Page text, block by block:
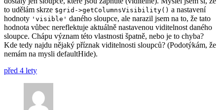
to udělám skrze $grid->getColumnsVisibility() a nastavení
hodnoty 'visible' daného sloupce, ale narazil jsem na to, že tato
hodnota vůbec nereflektuje aktuálně nastavenou viditelnost daného
sloupce. Chápu význam této vlastnosti špatně, nebo je to chyba?
Kde tedy najdu nějaký příznak viditelnosti sloupců? (Podotýkám, že
nemám na mysli defaultHide).
před 4 lety